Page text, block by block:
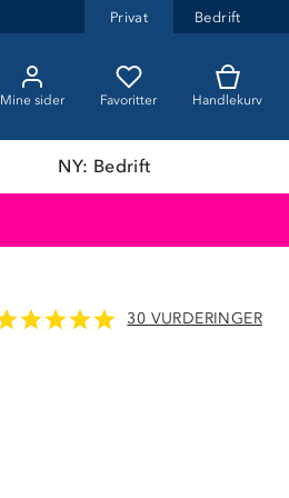
Privat Bedrift
Mine sider Favoritter Handlekurv
NY: Bedrift
30 VURDERINGER